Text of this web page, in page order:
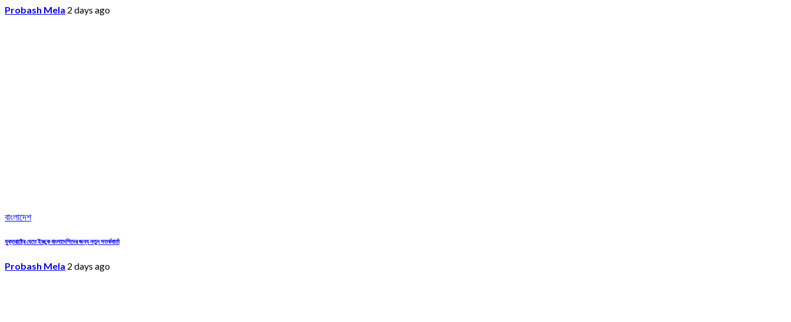
Probash Mela 2 days ago
বাংলাদেশ
যুক্তরাষ্ট্রে যেতে ইচ্ছুক বাংলাদেশিদের জন্য নতুন সতর্কবার্তা
Probash Mela 2 days ago